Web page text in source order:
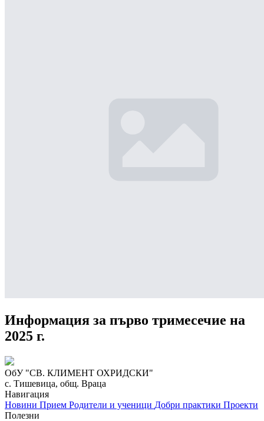
Информация за първо тримесечие на
2025 г.
ОбУ "СВ. КЛИМЕНТ ОХРИДСКИ"
с. Тишевица, общ. Враца
Навигация
Новини Прием Родители и ученици Добри практики Проекти
Полезни